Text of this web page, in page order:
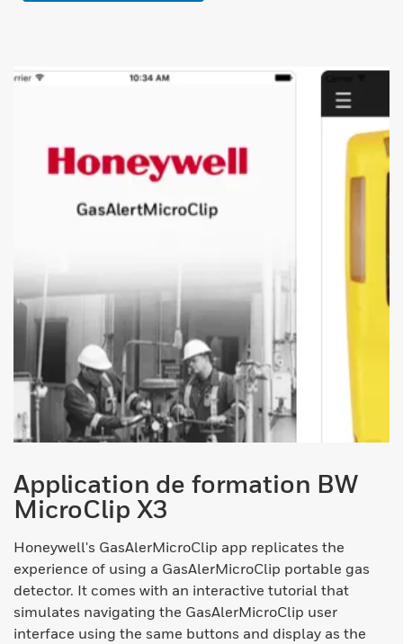
Application de formation BW
MicroClip X3
Honeywell's GasAlerMicroClip app replicates the
experience of using a GasAlerMicroClip portable gas
detector. It comes with an interactive tutorial that
simulates navigating the GasAlerMicroClip user
interface using the same buttons and display as the